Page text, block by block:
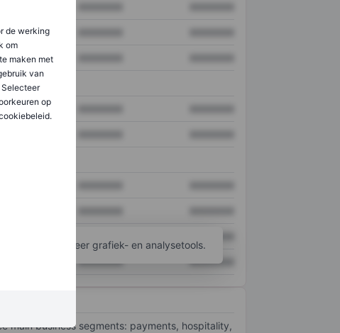
de werking
om
maken met
van
op
XXXXXXX XXXXXXX
te krijgen tot meer grafiek- en analysetools.
main business segments: payments, hospitality,